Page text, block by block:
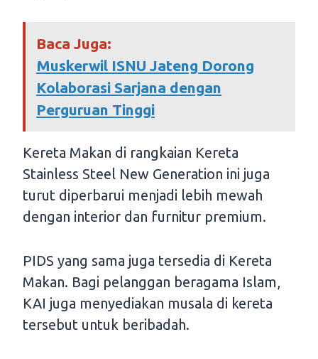
Baca Juga:
Muskerwil ISNU Jateng Dorong
Kolaborasi Sarjana dengan
Perguruan Tinggi
Kereta Makan di rangkaian Kereta
Stainless Steel New Generation ini juga
turut diperbarui menjadi lebih mewah
dengan interior dan furnitur premium.
PIDS yang sama juga tersedia di Kereta
Makan. Bagi pelanggan beragama Islam,
KAI juga menyediakan musala di kereta
tersebut untuk beribadah.